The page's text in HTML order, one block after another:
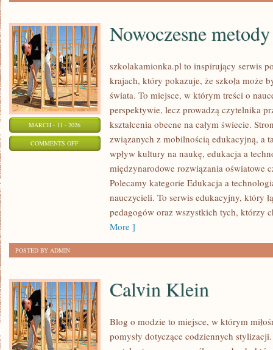
MARCH - 11 - 2026
COMMENTS OFFON
NOWOCZESNE
NAUCZANIA
Nowoczesne
szkolakamionka.pl to inspirujący serwis
krajach, który pokazuje, że szkoła może
świata. To miejsce, w którym treści o
perspektywie, lecz prowadzą czytelnika
kształcenia obecne na całym świecie.
związanych z mobilnością edukacyjną, a
wpływ kultury na naukę, edukacja a
międzynarodowe rozwiązania oświatowe
Polecamy kategorie Edukacja a
nauczycieli. To serwis edukacyjny, który
pedagogów oraz wszystkich tych, którzy
More ]
POSTED BY ADMIN
Calvin Klein
Blog o modzie to miejsce, w którym
pomysły dotyczące codziennych